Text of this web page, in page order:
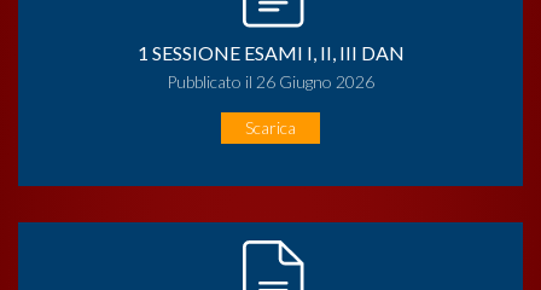
1 SESSIONE ESAMI I, II, III DAN
Pubblicato il 26 Giugno 2026
Scarica